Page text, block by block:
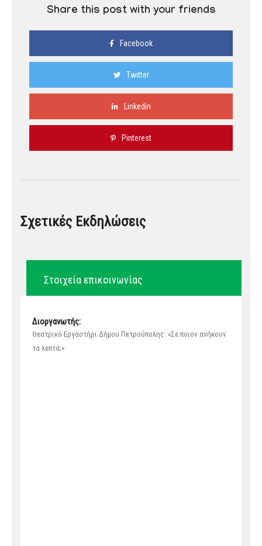
Share this post with your friends
Facebook
Twitter
Linkedin
Pinterest
Σχετικές Εκδηλώσεις
Στοιχεία επικοινωνίας
Διοργανωτής:
Θεατρικό Εργαστήρι Δήμου Πετρούπολης: «Σε ποιον ανήκουν
τα λεπτά;»